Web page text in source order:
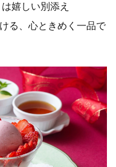
は嬉しい別添え
る、心ときめく一品で